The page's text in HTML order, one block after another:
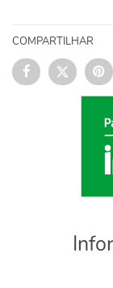
COMPARTILHAR